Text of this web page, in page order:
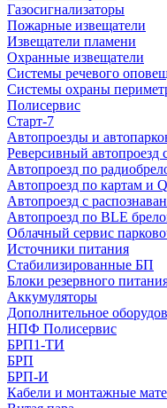
Газосигнализаторы
Пожарные извещатели
Извещатели пламени
Охранные извещатели
Системы речевого
Системы охраны
Полисервис
Старт-7
Автопроезды и
Реверсивный автопроезд
Автопроезд по
Автопроезд по картам и
Автопроезд с
Автопроезд по BLE
Облачный сервис
Источники питания
Стабилизированные БП
Блоки резервного
Аккумуляторы
Дополнительное
НПФ Полисервис
БРП1-ТИ
БРП
БРП-И
Кабели и монтажные